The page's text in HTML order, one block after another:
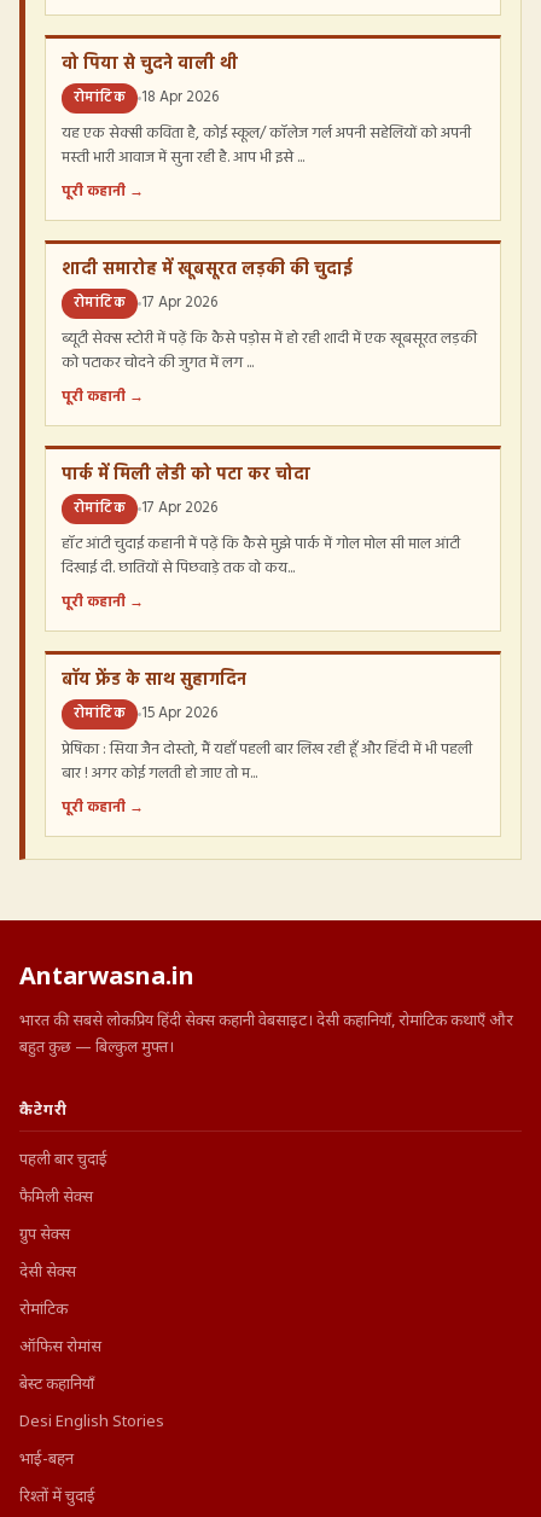
वो पिया से चुदने वाली थी
रोमांटिक 18 Apr 2026
यह एक सेक्सी कविता है, कोई स्कूल/ कॉलेज गर्ल अपनी सहेलियों को अपनी
मस्ती भारी आवाज में सुना रही है. आप भी इसे ...
पूरी कहानी →
शादी समारोह में खूबसूरत लड़की की चुदाई
रोमांटिक 17 Apr 2026
ब्यूटी सेक्स स्टोरी में पढ़ें कि कैसे पड़ोस में हो रही शादी में एक खूबसूरत लड़की
को पटाकर चोदने की जुगत में लग ...
पूरी कहानी →
पार्क में मिली लेडी को पटा कर चोदा
रोमांटिक 17 Apr 2026
हॉट आंटी चुदाई कहानी में पढ़ें कि कैसे मुझे पार्क में गोल मोल सी माल आंटी
दिखाई दी. छातियों से पिछवाड़े तक वो कय...
पूरी कहानी →
बॉय फ्रेंड के साथ सुहागदिन
रोमांटिक 15 Apr 2026
प्रेषिका : सिया जैन दोस्तो, मैं यहाँ पहली बार लिख रही हूँ और हिंदी में भी पहली
बार ! अगर कोई गलती हो जाए तो म...
पूरी कहानी →
Antarwasna.in
भारत की सबसे लोकप्रिय हिंदी सेक्स कहानी वेबसाइट। देसी कहानियाँ, रोमांटिक कथाएँ और
बहुत कुछ — बिल्कुल मुफ्त।
कैटेगरी
पहली बार चुदाई
फैमिली सेक्स
ग्रुप सेक्स
देसी सेक्स
रोमांटिक
ऑफिस रोमांस
बेस्ट कहानियाँ
Desi English Stories
भाई-बहन
रिश्तों में चुदाई